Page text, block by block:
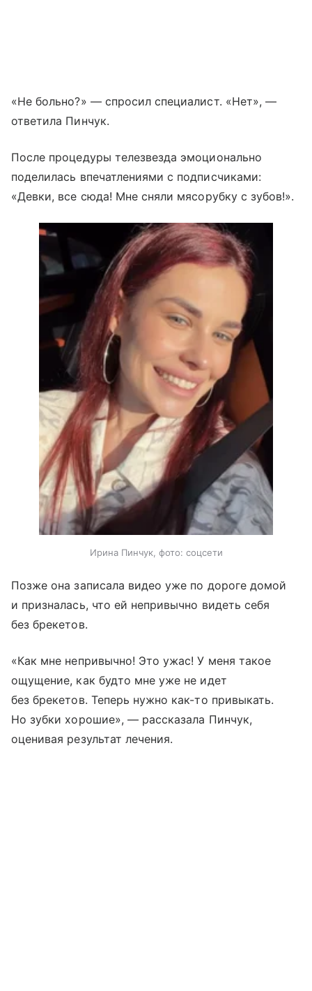
«Не больно?» — спросил специалист. «Нет», —
ответила Пинчук.
После процедуры телезвезда эмоционально
поделилась впечатлениями с подписчиками:
«Девки, все сюда! Мне сняли мясорубку с зубов!».
Ирина Пинчук, фото: соцсети
Позже она записала видео уже по дороге домой
и призналась, что ей непривычно видеть себя
без брекетов.
«Как мне непривычно! Это ужас! У меня такое
ощущение, как будто мне уже не идет
без брекетов. Теперь нужно как-то привыкать.
Но зубки хорошие», — рассказала Пинчук,
оценивая результат лечения.